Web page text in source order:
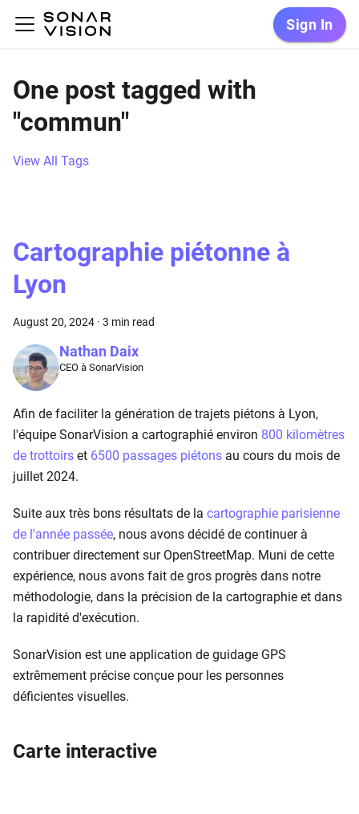
Sign In
One post tagged with
"commun"
View All Tags
Cartographie piétonne à
Lyon
August 20, 2024 · 3 min read
Nathan Daix
CEO à SonarVision
Afin de faciliter la génération de trajets piétons à Lyon,
l'équipe SonarVision a cartographié environ 800 kilomètres
de trottoirs et 6500 passages piétons au cours du mois de
juillet 2024.
Suite aux très bons résultats de la cartographie parisienne
de l'année passée, nous avons décidé de continuer à
contribuer directement sur OpenStreetMap. Muni de cette
expérience, nous avons fait de gros progrès dans notre
méthodologie, dans la précision de la cartographie et dans
la rapidité d'exécution.
SonarVision est une application de guidage GPS
extrêmement précise conçue pour les personnes
déficientes visuelles.
Carte interactive